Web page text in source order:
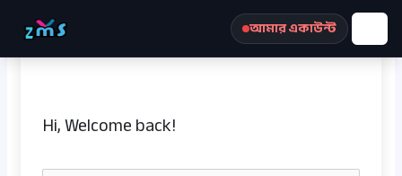
আমার একাউন্ট
Hi, Welcome back!